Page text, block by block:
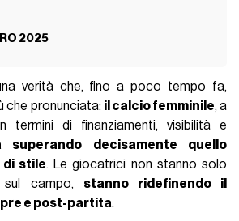
2025
verità che, fino a poco tempo fa,
che pronunciata: il calcio femminile, a
termini di finanziamenti, visibilità e
decisamente quello
stile. Le giocatrici non stanno solo
sul campo, stanno ridefinendo il
e post-partita.